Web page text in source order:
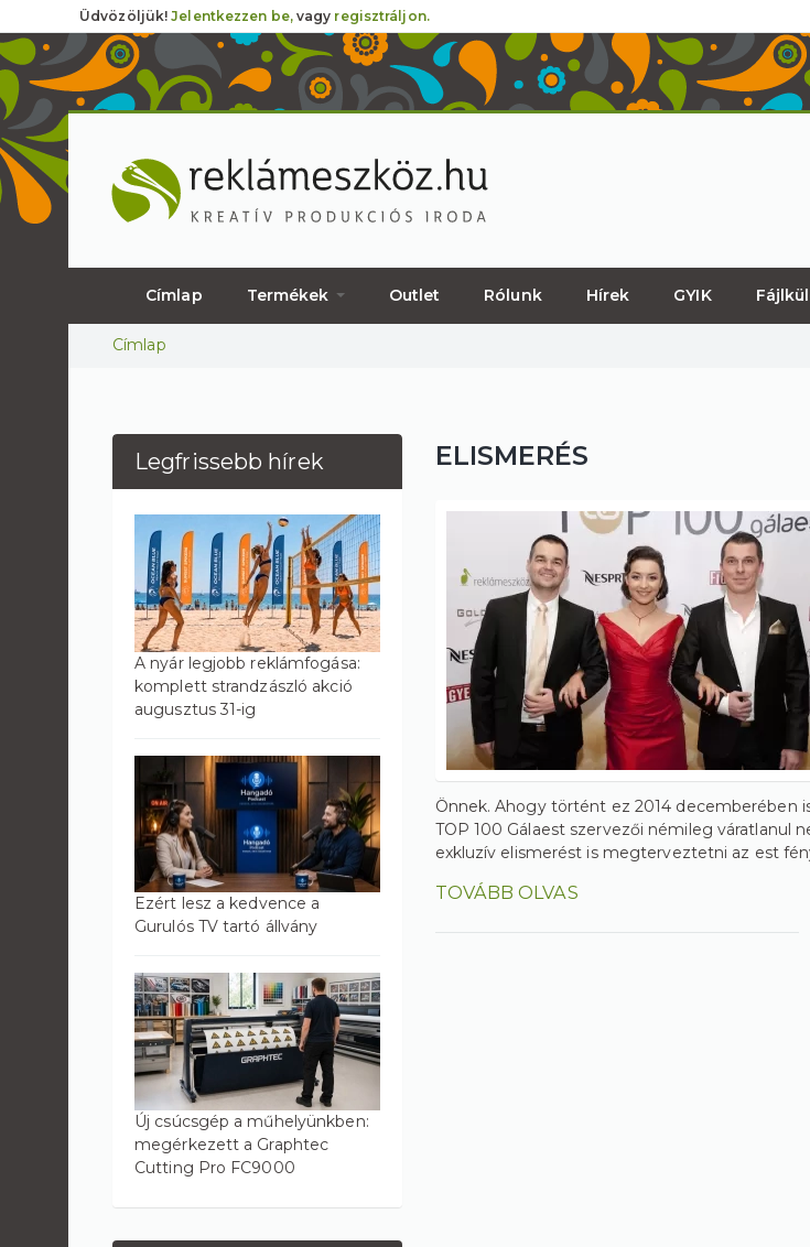
Üdvözöljük!Jelentkezzen be,vagy regisztráljon.
Címlap Termékek Outlet Rólunk Hírek GYIK
Jelenlegi hely
Címlap
Legfrissebb hírek
A nyár legjobb reklámfogása:
komplett strandzászló akció
augusztus 31-ig
Ezért lesz a kedvence a
Gurulós TV tartó állvány
Új csúcsgép a műhelyünkben:
megérkezett a Graphtec
Cutting Pro FC9000
ELISMERÉS
Önnek. Ahogy történt ez 2014 decemberében
TOP 100 Gálaest szervezői némileg
exkluzív elismerést is megterveztetni az est
TOVÁBB OLVAS